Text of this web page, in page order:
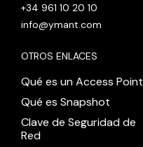
+34 961 10 20 10
info@ymant.com
OTROS ENLACES
Qué es un Access Point
Qué es Snapshot
Clave de Seguridad de
Red